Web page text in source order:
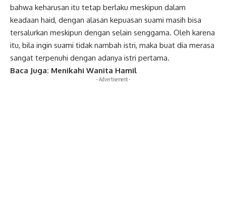
bahwa keharusan itu tetap berlaku meskipun dalam
keadaan haid, dengan alasan kepuasan suami masih bisa
tersalurkan meskipun dengan selain senggama. Oleh karena
itu, bila ingin suami tidak nambah istri, maka buat dia merasa
sangat terpenuhi dengan adanya istri pertama.
Baca Juga: Menikahi Wanita Hamil
- Advertisement -